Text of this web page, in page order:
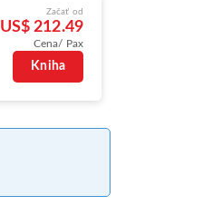
Začať od
US$ 212.49
Cena/ Pax
Kniha